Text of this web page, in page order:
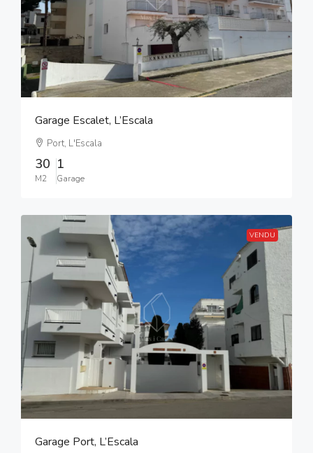
Garage Escalet, L’Escala
Port, L'Escala
30
M2
1
Garage
VENDU
Garage Port, L’Escala